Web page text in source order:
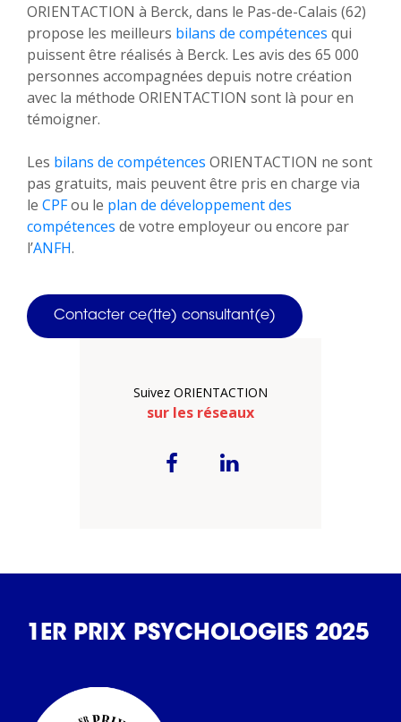
ORIENTACTION à Berck, dans le Pas-de-Calais (62)
propose les meilleurs bilans de compétences qui
puissent être réalisés à Berck. Les avis des 65 000
personnes accompagnées depuis notre création
avec la méthode ORIENTACTION sont là pour en
témoigner.
Les bilans de compétences ORIENTACTION ne sont
pas gratuits, mais peuvent être pris en charge via
le CPFou le plan de développement des
compétences de votre employeur ou encore par
l’ANFH.
Contacter ce(tte) consultant(e)
Suivez ORIENTACTION
sur les réseaux
1ER PRIX PSYCHOLOGIES 2025